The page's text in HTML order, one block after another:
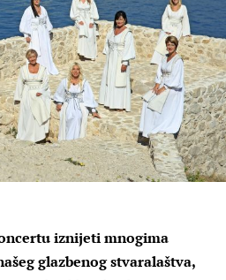
iznijeti mnogima
glazbenog stvaralaštva,